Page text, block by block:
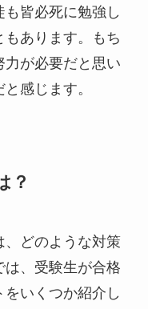
皆必死に勉強し
あります。もち
力が必要だと思い
感じます。
？
、どのような対策
は、受験生が合格
いくつか紹介し